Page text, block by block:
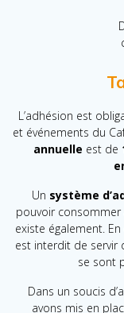
L’adhésion est
et événements du
annuelle est de
Un système
pouvoir
existe également.
est interdit de servir
se sont
Dans un soucis
avons mis en